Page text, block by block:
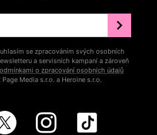
se zpracováním svých osobních
a servisních kampaní a zároveň
o zpracování osobních údajů
Media s.r.o. a Heroine s.r.o.